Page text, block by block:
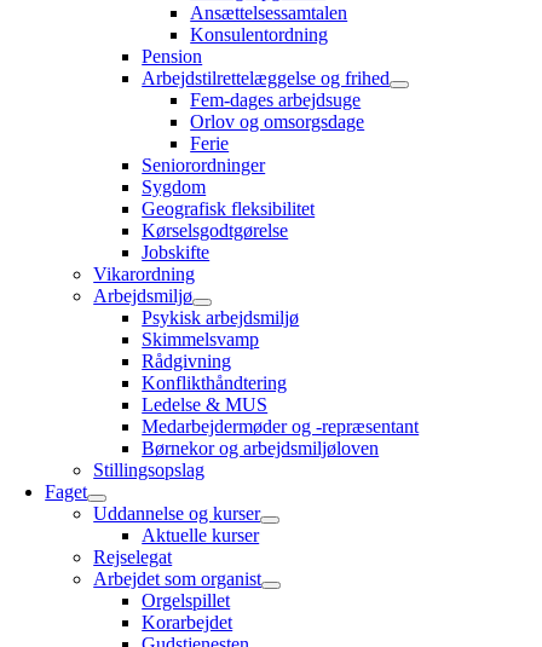
Ansættelsessamtalen
Konsulentordning
Pension
Arbejdstilrettelæggelse og frihed
Fem-dages arbejdsuge
Orlov og omsorgsdage
Ferie
Seniorordninger
Sygdom
Geografisk fleksibilitet
Kørselsgodtgørelse
Jobskifte
Vikarordning
Arbejdsmiljø
Psykisk arbejdsmiljø
Skimmelsvamp
Rådgivning
Konflikthåndtering
Ledelse & MUS
Medarbejdermøder og -repræsentant
Børnekor og arbejdsmiljøloven
Stillingsopslag
Faget
Uddannelse og kurser
Aktuelle kurser
Rejselegat
Arbejdet som organist
Orgelspillet
Korarbejdet